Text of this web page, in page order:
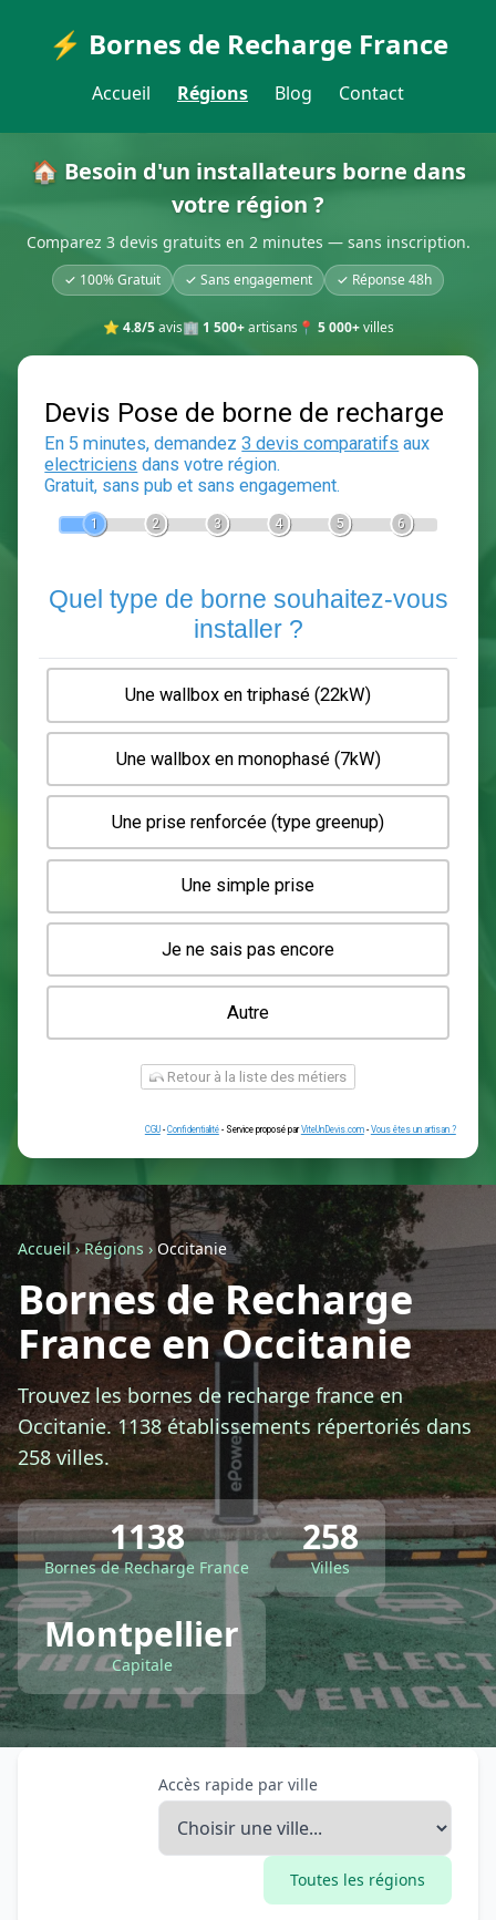
⚡ Bornes de Recharge France
Accueil Régions Blog Contact
🏠 Besoin d'un installateurs borne dans
votre région ?
Comparez 3 devis gratuits en 2 minutes — sans inscription.
✓ 100% Gratuit ✓ Sans engagement ✓ Réponse 48h
⭐ 4.8/5avis🏢 1 500+artisans 📍 5 000+villes
Devis Pose de borne de
En 5 minutes, demandez3 devis comparatifs
Gratuit, sans pub et sans engagement.
2 3 6
Quel type de borne souhaitez-
installer ?
Une wallbox en triphasé (22kW)
Une wallbox en monophasé (7kW)
Une prise renforcée (type greenup)
Une simple prise
Je ne sais pas encore
Autre
Retour à la liste des métiers
-Confidentialité - Service proposé par ViteUnDevis.com- Vous
Accueil›Régions ›Occitanie
Bornes de Recharge
France en Occitanie
Trouvez les bornes de recharge france en
Occitanie. 1138 établissements répertoriés dans
258 villes.
1138
Bornes de Recharge France
258
Villes
Montpellier
Capitale
Accès rapide par ville
Toutes les régions